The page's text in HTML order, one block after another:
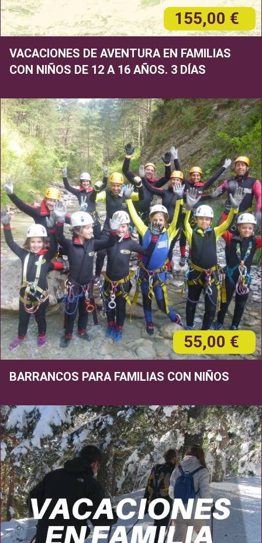
155,00 €
VACACIONES DE AVENTURA EN FAMILIAS
CON NIÑOS DE 12 A 16 AÑOS. 3 DÍAS
55,00 €
BARRANCOS PARA FAMILIAS CON NIÑOS